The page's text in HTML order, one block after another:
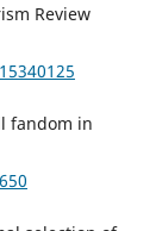
Review
fandom in